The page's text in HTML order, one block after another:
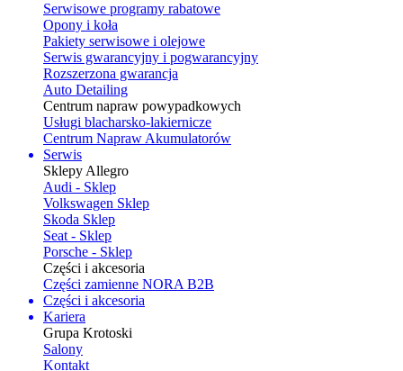
Serwisowe programy rabatowe
Opony i koła
Pakiety serwisowe i olejowe
Serwis gwarancyjny i pogwarancyjny
Rozszerzona gwarancja
Auto Detailing
Centrum napraw powypadkowych
Usługi blacharsko-lakiernicze
Centrum Napraw Akumulatorów
Serwis
Sklepy Allegro
Audi - Sklep
Volkswagen Sklep
Skoda Sklep
Seat - Sklep
Porsche - Sklep
Części i akcesoria
Części zamienne NORA B2B
Części i akcesoria
Kariera
Grupa Krotoski
Salony
Kontakt